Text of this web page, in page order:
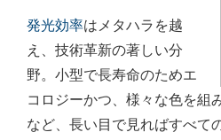
発光効率はメタハラを越
え、技術革新の著しい分
野。小型で長寿命のためエ
コロジーかつ、様々な色を組
など、長い目で見ればすべて